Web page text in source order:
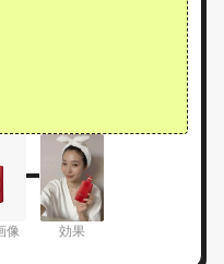
像 効果